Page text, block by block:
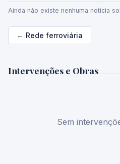
Ainda não existe nenhuma notícia
← Rede ferroviária
Intervenções e Obras
Sem